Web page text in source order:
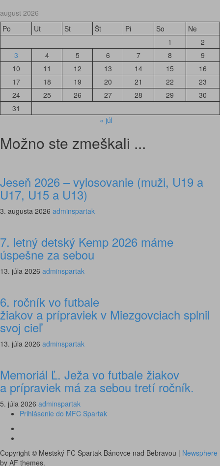
august 2026
Po
Ut St Št Pi So
Ne
1
2
3
4 5 6 7 8
9
10
11 12 13 14 15
16
17
18 19 20 21 22
23
24
25 26 27 28 29
30
31
« júl
Možno ste zmeškali ...
Jeseň 2026 – vylosovanie (muži, U19 a
U17, U15 a U13)
3. augusta 2026 adminspartak
7. letný detský Kemp 2026 máme
úspešne za sebou
13. júla 2026 adminspartak
6. ročník vo futbale
žiakov a prípraviek v Miezgovciach splnil
svoj cieľ
13. júla 2026 adminspartak
Memoriál Ľ. Ježa vo futbale žiakov
a prípraviek má za sebou tretí ročník.
5. júla 2026 adminspartak
Prihlásenie do MFC Spartak
Copyright © Mestský FC Spartak Bánovce nad Bebravou | Newsphere
by AF themes.